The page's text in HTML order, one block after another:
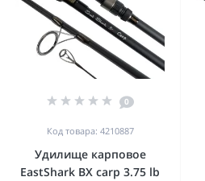
0
Код товара: 4210887
Удилище карповое
EastShark BX carp 3.75 lb